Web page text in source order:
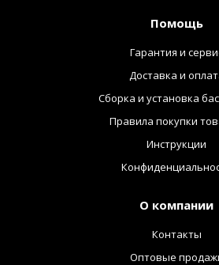
Помощь
Гарантия и
Доставка и
Сборка и установка
Правила покупки
Инструкции
О компании
Контакты
Оптовые